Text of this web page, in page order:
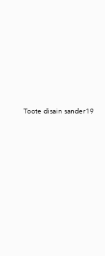
Toote disain sander19